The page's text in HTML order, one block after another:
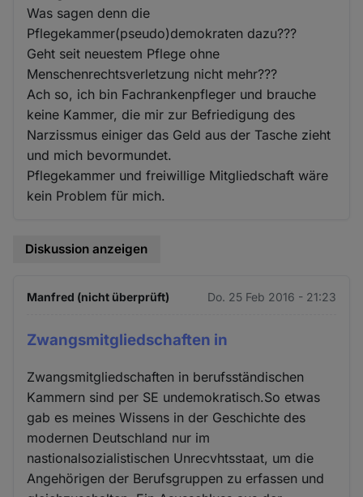
Was sagen denn die
Pflegekammer(pseudo)demokraten dazu???
Geht seit neuestem Pflege ohne
Menschenrechtsverletzung nicht mehr???
Ach so, ich bin Fachrankenpfleger und brauche
keine Kammer, die mir zur Befriedigung des
Narzissmus einiger das Geld aus der Tasche zieht
und mich bevormundet.
Pflegekammer und freiwillige Mitgliedschaft wäre
kein Problem für mich.
Diskussion anzeigen
Manfred (nicht überprüft) Do. 25 Feb 2016 - 21:23
Zwangsmitgliedschaften in
Zwangsmitgliedschaften in berufsständischen
Kammern sind per SE undemokratisch.So etwas
gab es meines Wissens in der Geschichte des
modernen Deutschland nur im
nastionalsozialistischen Unrecvhtsstaat, um die
Angehörigen der Berufsgruppen zu erfassen und